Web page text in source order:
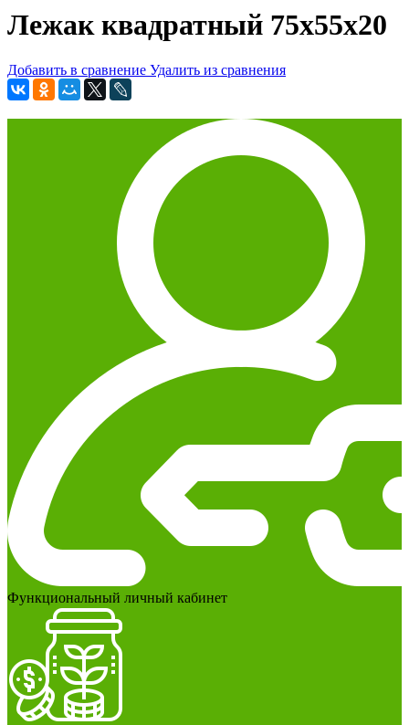
Лежак квадратный 75х55х20
Добавить в сравнение Удалить из сравнения
Функциональный личный кабинет